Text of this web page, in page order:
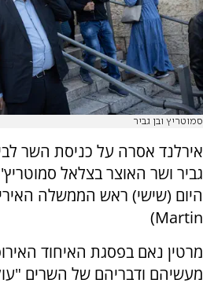
סמוטריץ ובן גביר
אירלנד אסרה על כניסת השר
גביר ושר האוצר בצלאל
Martin)
מרטין נאם בפסגת האיחוד
מעשיהם ודבריהם של השרים